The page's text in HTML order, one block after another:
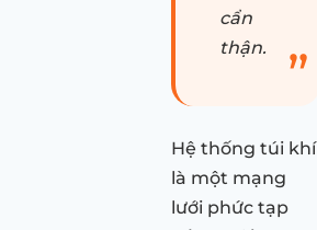
cẩn
thận.
Hệ thống túi khí
là một mạng
lưới phức tạp